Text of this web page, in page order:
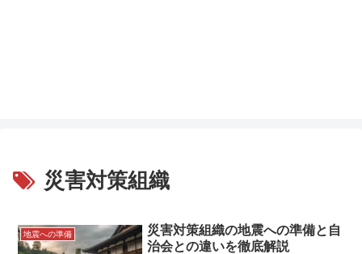
災害対策組織
地震への準備
災害対策組織の地震への準備と自
治会との違いを徹底解説